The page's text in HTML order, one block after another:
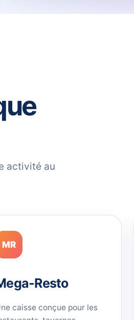
activité au
MR
Resto
caisse conçue pour les